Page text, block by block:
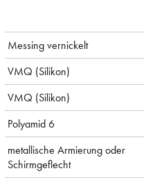
Messing vernickelt
VMQ (Silikon)
VMQ (Silikon)
Polyamid 6
metallische Armierung oder
Schirmgeflecht